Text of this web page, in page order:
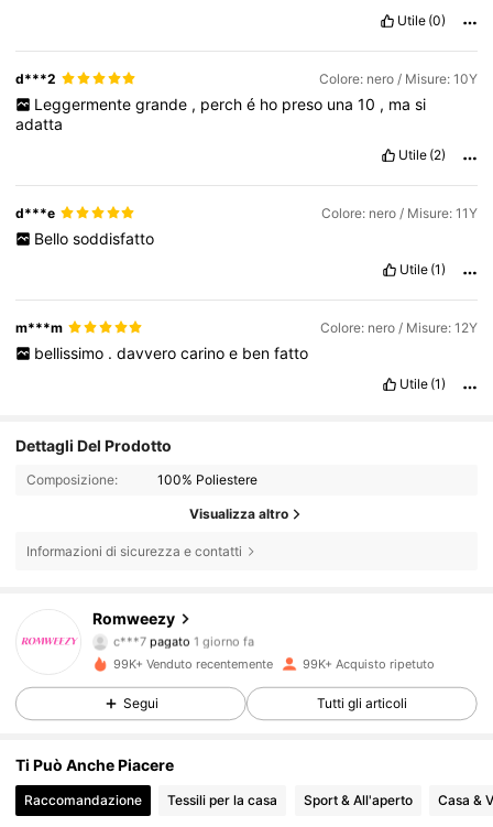
Utile (0)
d***2 Colore: nero / Misure: 10Y
Leggermente grande , perch é ho preso una 10 , ma si
adatta
Utile (2)
d***e Colore: nero / Misure: 11Y
Bello soddisfatto
Utile (1)
m***m Colore: nero / Misure: 12Y
bellissimo . davvero carino e ben fatto
Utile (1)
Dettagli Del Prodotto
Composizione: 100% Poliestere
Visualizza altro
Informazioni di sicurezza e contatti
Romweezy
4.84
109K Follower
c***7pagato 1 giorno fa
4.84 109K Follower
4.84 109K Follower
99K+ Venduto recentemente 99K+ Acquisto ripetuto
Segui Tutti gli articoli
Ti Può Anche Piacere
Raccomandazione Tessili per la casa Sport & All'aperto Casa &